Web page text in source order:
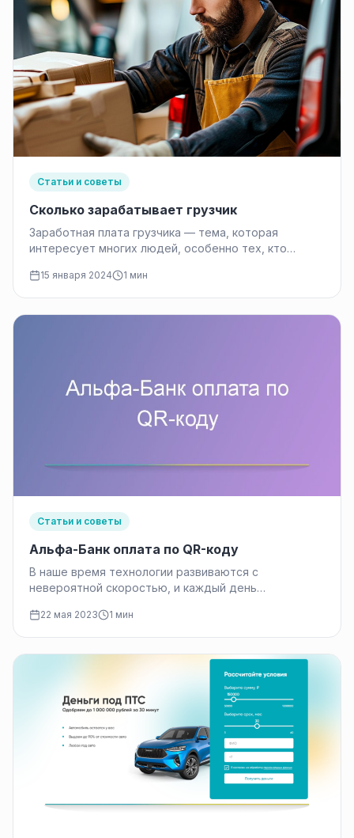
Статьи и советы
Cколько зарабатывает грузчик
Заработная плата грузчика — тема, которая
интересует многих людей, особенно тех, кто
грузчика…
15 января 2024 1 мин
Статьи и советы
Альфа-Банк оплата по QR-коду
В наше время технологии развиваются с
невероятной скоростью, и каждый день
улучшения…
22 мая 2023 1 мин